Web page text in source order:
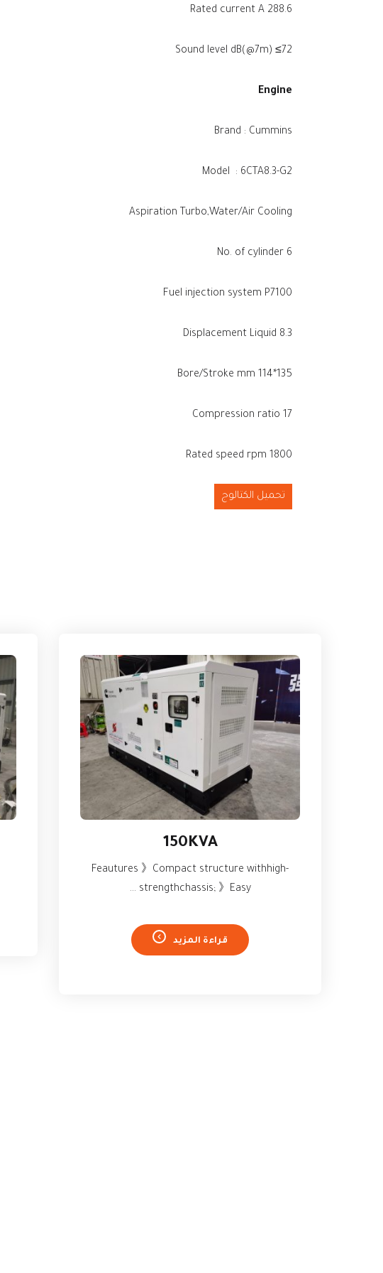
Rated current A 288.6
Sound level dB(@7m) ≤72
Engine
Brand : Cummins
Model : 6CTA8.3-G2
Aspiration Turbo,Water/Air Cooling
No. of cylinder 6
Fuel injection system P7100
Displacement Liquid 8.3
Bore/Stroke mm 114*135
Compression ratio 17
Rated speed rpm 1800
تحميل الكتالوج
150KVA
Feautures 》Compact structure withhigh-
strengthchassis; 》Easy ...
قراءة المزيد